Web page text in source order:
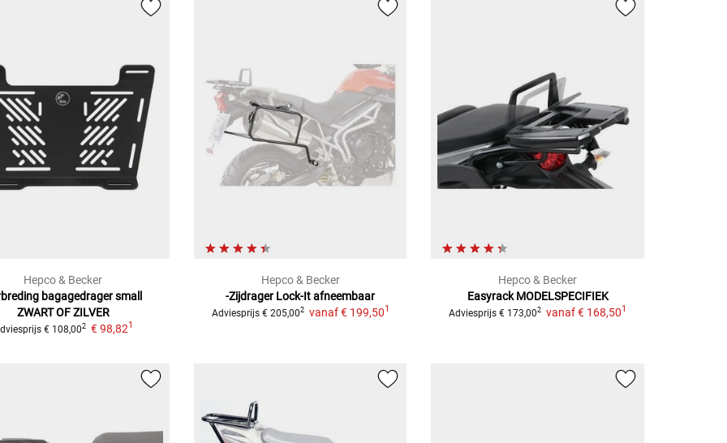
Hepco & Becker
bagagedrager small
ZWART OF ZILVER
€ 108,002 € 98,821
Hepco & Becker
-Zijdrager Lock-It afneembaar
Adviesprijs € 205,002 vanaf€ 199,501
Hepco & Becker
Easyrack MODELSPECIFIEK
Adviesprijs € 173,002 vanaf € 168,501